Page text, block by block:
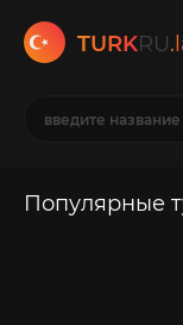
TURKRU
Популярные